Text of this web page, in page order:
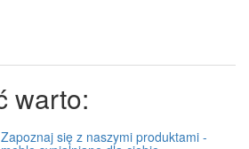
warto:
Zapoznaj się z naszymi produktami -